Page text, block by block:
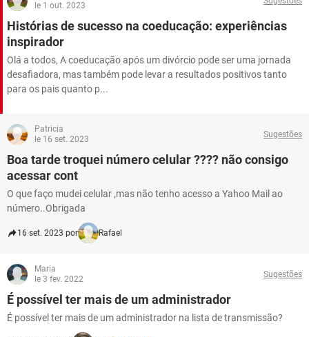
GUIA DE COMPRAS
le 1 out. 2023
Histórias de sucesso na coeducação: experiências
inspirador
Olá a todos, A coeducação após um divórcio pode ser uma jornada
desafiadora, mas também pode levar a resultados positivos tanto
para os pais quanto p...
Patricia
le 16 set. 2023
Sugestões
Boa tarde troquei número celular ???? não consigo
acessar cont
O que faço mudei celular ,mas não tenho acesso a Yahoo Mail ao
número..Obrigada
16 set. 2023 por Rafael
Maria
le 3 fev. 2022
Sugestões
É possível ter mais de um administrador
É possível ter mais de um administrador na lista de transmissão?